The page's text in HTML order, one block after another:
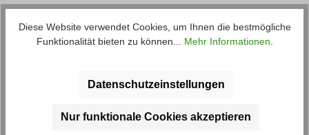
Produktgalerie überspringen
Kunden haben sich ebenfalls
angesehen
Diese Website verwendet Cookies, um Ihnen die bestmögliche
Funktionalität bieten zu können... Mehr Informationen.
Datenschutzeinstellungen
Nur funktionale Cookies akzeptieren